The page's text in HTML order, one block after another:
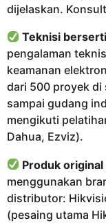
dijelaskan.
Teknisi
pengalaman
keamanan
dari 500 proyek di
sampai gudang
mengikuti
Dahua, Ezviz).
Produk
menggunakan
distributor:
(pesaing utama